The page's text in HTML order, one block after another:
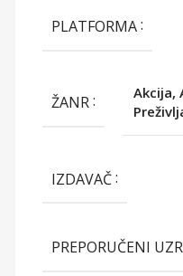
PLATFORMA
ŽANR
Akcija,
IZDAVAČ
PREPORUČENI